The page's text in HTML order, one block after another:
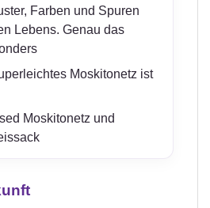
Farben und Spuren
Lebens. Genau das
Moskitonetz ist
Moskitonetz und